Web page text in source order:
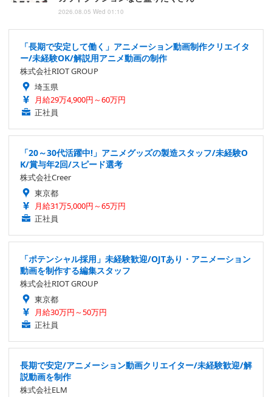
2026.08.05 Wed 01:10
「長期で安定して働く」アニメーション動画制作クリエイタ
ー/未経験OK/解説用アニメ動画の制作
株式会社RIOT GROUP
埼玉県
月給29万4,900円～60万円
正社員
「20～30代活躍中!」アニメグッズの製造スタッフ/未経験O
K/賞与年2回/スピード選考
株式会社Creer
東京都
月給31万5,000円～65万円
正社員
「ポテンシャル採用」未経験歓迎/OJTあり・アニメーション
動画を制作する編集スタッフ
株式会社RIOT GROUP
東京都
月給30万円～50万円
正社員
長期で安定/アニメーション動画クリエイター/未経験歓迎/解
説動画を制作
株式会社ELM